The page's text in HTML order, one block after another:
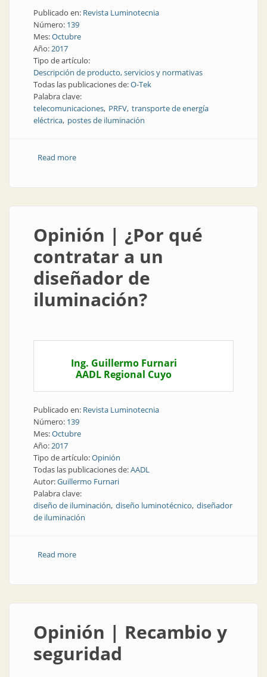
Publicado en: Revista Luminotecnia
Número: 139
Mes:Octubre
Año:2017
Tipo de artículo:
Descripción de producto, servicios y normativas
Todas las publicaciones de:O-Tek
Palabra clave:
telecomunicaciones PRFV transporte de energía
eléctrica postes de iluminación
Read moreabout Producto | Nuevas alternativas para el
Opinión | ¿Por qué
contratar a un
diseñador de
iluminación?
Ing. Guillermo Furnari
AADL Regional Cuyo
Publicado en: Revista Luminotecnia
Número: 139
Mes:Octubre
Año:2017
Tipo de artículo:Opinión
Todas las publicaciones de:AADL
Autor:Guillermo Furnari
Palabra clave:
diseño de iluminación diseño luminotécnico diseñador
de iluminación
Read moreabout Opinión | ¿Por qué contratar a un diseñador
Opinión | Recambio y
seguridad